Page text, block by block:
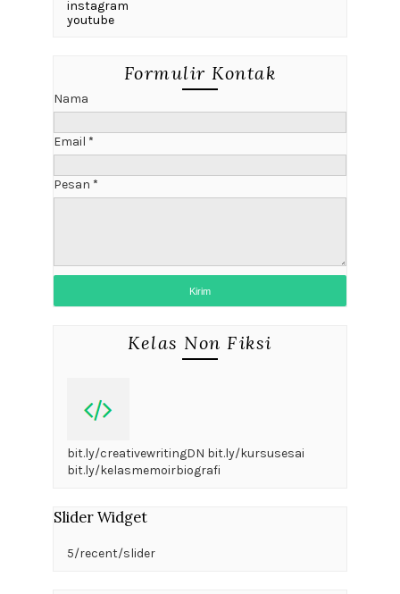
instagram
youtube
Formulir Kontak
Nama
Email *
Pesan *
Kelas Non Fiksi
bit.ly/creativewritingDN bit.ly/kursusesai
bit.ly/kelasmemoirbiografi
Slider Widget
5/recent/slider